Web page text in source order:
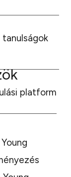
platform